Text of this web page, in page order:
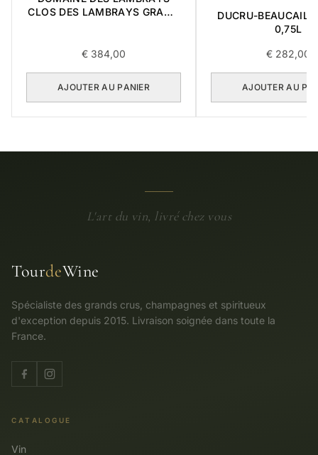
CLOS DES LAMBRAYS GRAND
€ 384,00
AJOUTER AU PANIER
DUCRU-
0,75L
€ 282,00
AJOUTER AU
L'art du vin, livré chez vous
TourdeWine
Spécialiste des grands crus, champagnes et spiritueux
d'exception depuis 2015. Livraison soignée dans toute la
France.
CATALOGUE
Vin